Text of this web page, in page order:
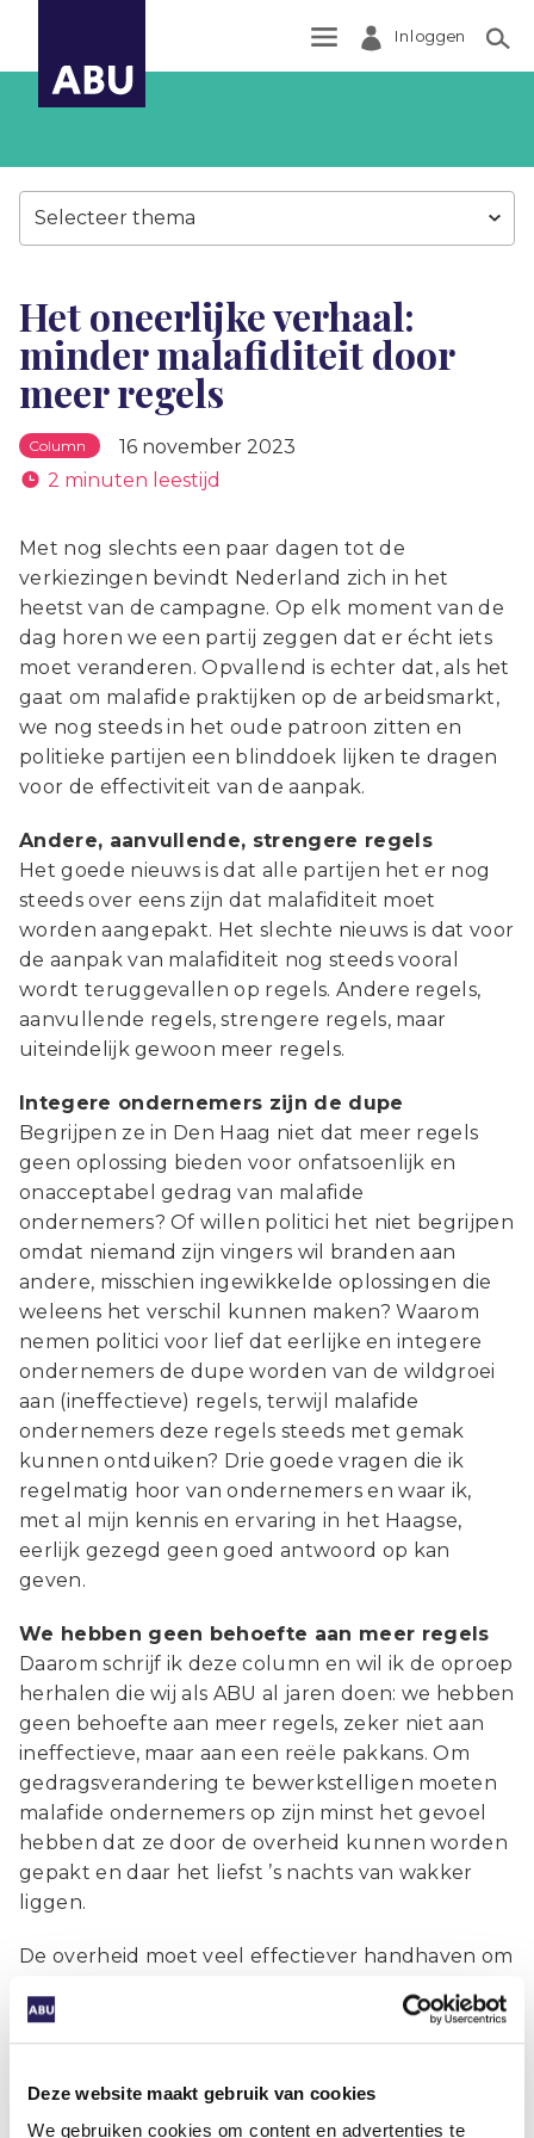
Deze website maakt gebruik van cookies
We gebruiken cookies om content en advertenties te
Inloggen
Selecteer thema
Het oneerlijke verhaal:
minder malafiditeit door
meer regels
Column
16 november 2023
2 minuten leestijd
Met nog slechts een paar dagen tot de
verkiezingen bevindt Nederland zich in het
heetst van de campagne. Op elk moment van de
dag horen we een partij zeggen dat er écht iets
moet veranderen. Opvallend is echter dat, als het
gaat om malafide praktijken op de arbeidsmarkt,
we nog steeds in het oude patroon zitten en
politieke partijen een blinddoek lijken te dragen
voor de effectiviteit van de aanpak.
Andere, aanvullende, strengere regels
Het goede nieuws is dat alle partijen het er nog
steeds over eens zijn dat malafiditeit moet
worden aangepakt. Het slechte nieuws is dat voor
de aanpak van malafiditeit nog steeds vooral
wordt teruggevallen op regels. Andere regels,
aanvullende regels, strengere regels, maar
uiteindelijk gewoon meer regels.
Integere ondernemers zijn de dupe
Begrijpen ze in Den Haag niet dat meer regels
geen oplossing bieden voor onfatsoenlijk en
onacceptabel gedrag van malafide
ondernemers? Of willen politici het niet begrijpen
omdat niemand zijn vingers wil branden aan
andere, misschien ingewikkelde oplossingen die
weleens het verschil kunnen maken? Waarom
nemen politici voor lief dat eerlijke en integere
ondernemers de dupe worden van de wildgroei
aan (ineffectieve) regels, terwijl malafide
ondernemers deze regels steeds met gemak
kunnen ontduiken? Drie goede vragen die ik
regelmatig hoor van ondernemers en waar ik,
met al mijn kennis en ervaring in het Haagse,
eerlijk gezegd geen goed antwoord op kan
geven.
We hebben geen behoefte aan meer regels
Daarom schrijf ik deze column en wil ik de oproep
herhalen die wij als ABU al jaren doen: we hebben
geen behoefte aan meer regels, zeker niet aan
ineffectieve, maar aan een reële pakkans. Om
gedragsverandering te bewerkstelligen moeten
malafide ondernemers op zijn minst het gevoel
hebben dat ze door de overheid kunnen worden
gepakt en daar het liefst ’s nachts van wakker
liggen.
De overheid moet veel effectiever handhaven om
eerlijke verhaal te vertellen?
Auteur
Tugba Karabulut